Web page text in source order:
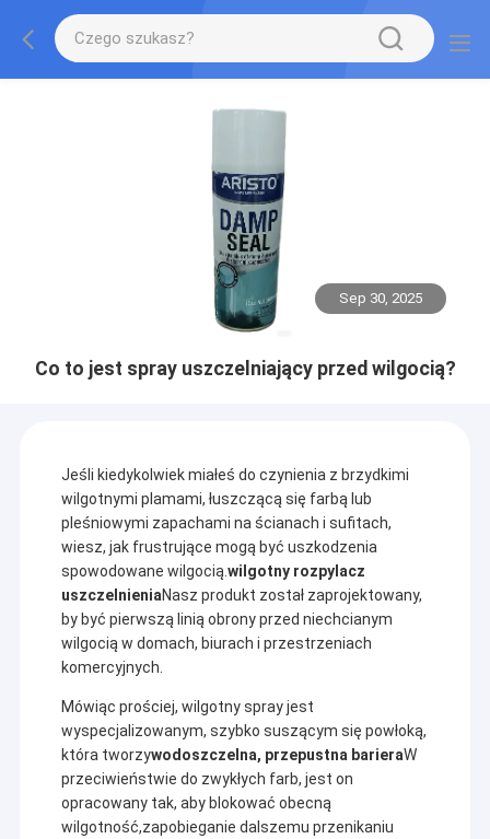
Sep 30, 2025
Co to jest spray uszczelniający przed wilgocią?
Jeśli kiedykolwiek miałeś do czynienia z brzydkimi
wilgotnymi plamami, łuszczącą się farbą lub
pleśniowymi zapachami na ścianach i sufitach,
wiesz, jak frustrujące mogą być uszkodzenia
spowodowane wilgocią.wilgotny rozpylacz
uszczelnieniaNasz produkt został zaprojektowany,
by być pierwszą linią obrony przed niechcianym
wilgocią w domach, biurach i przestrzeniach
komercyjnych.
Mówiąc prościej, wilgotny spray jest
wyspecjalizowanym, szybko suszącym się powłoką,
która tworzywodoszczelna, przepustna barieraW
przeciwieństwie do zwykłych farb, jest on
opracowany tak, aby blokować obecną
wilgotność,zapobieganie dalszemu przenikaniu